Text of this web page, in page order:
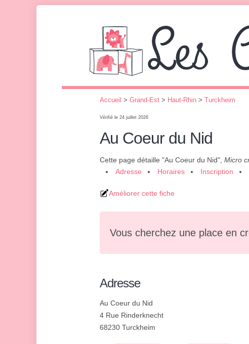
Accueil > Grand-Est > Haut-Rhin > Turckheim
Vérifié le 24 juillet 2026
Au Coeur du Nid
Cette page détaille "Au Coeur du Nid", Micro
Adresse
Horaires Inscription
Améliorer cette fiche
Vous cherchez une place en
Adresse
Au Coeur du Nid
4 Rue Rinderknecht
68230 Turckheim